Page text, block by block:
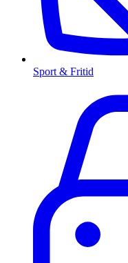
Sport & Fritid